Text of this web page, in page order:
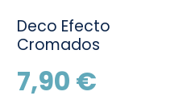
Deco Efecto
Cromados
7,90 €